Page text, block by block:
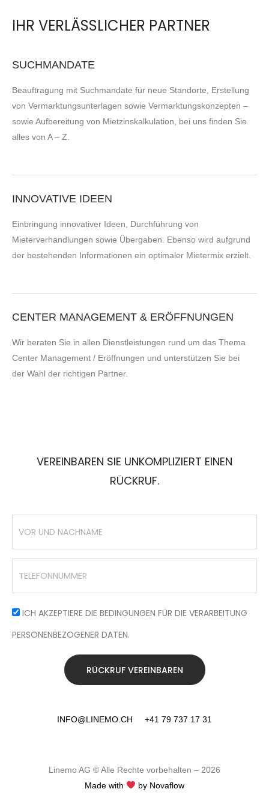
IHR VERLÄSSLICHER PARTNER
SUCHMANDATE
Beauftragung mit Suchmandate für neue Standorte, Erstellung
von Vermarktungsunterlagen sowie Vermarktungskonzepten –
sowie Aufbereitung von Mietzinskalkulation, bei uns finden Sie
alles von A – Z.
INNOVATIVE IDEEN
Einbringung innovativer Ideen, Durchführung von
Mieterverhandlungen sowie Übergaben. Ebenso wird aufgrund
der bestehenden Informationen ein optimaler Mietermix erzielt.
CENTER MANAGEMENT & ERÖFFNUNGEN
Wir beraten Sie in allen Dienstleistungen rund um das Thema
Center Management / Eröffnungen und unterstützen Sie bei
der Wahl der richtigen Partner.
VEREINBAREN SIE UNKOMPLIZIERT EINEN
RÜCKRUF.
ICH AKZEPTIERE DIE BEDINGUNGEN FÜR DIE VERARBEITUNG
PERSONENBEZOGENER DATEN.
RÜCKRUF VEREINBAREN
INFO@LINEMO.CH +41 79 737 17 31
Linemo AG © Alle Rechte vorbehalten – 2026
Made with
by Novaflow